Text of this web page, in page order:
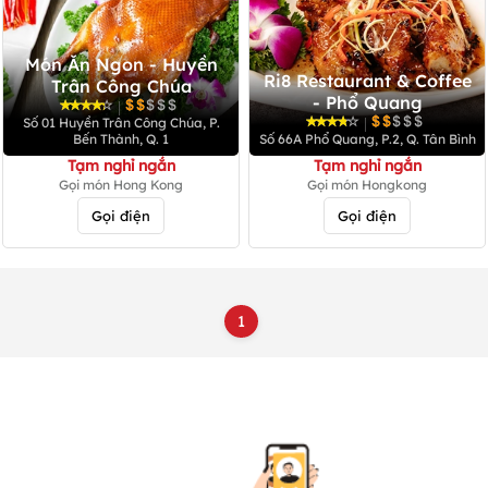
Món Ăn Ngon - Huyền
Trân Công Chúa
|
Số 01 Huyền Trân Công Chúa, P.
Bến Thành, Q. 1
Tạm nghỉ ngắn
Gọi món Hong Kong
Gọi điện
Ri8 Restaurant & Coffee
- Phổ Quang
|
Số 66A Phổ Quang, P.2, Q. Tân Bình
Tạm nghỉ ngắn
Gọi món Hongkong
Gọi điện
1